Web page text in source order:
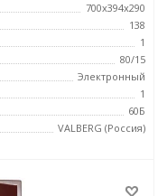
700х394х290
138
1
80/15
Электронный
1
60Б
VALBERG (Россия)